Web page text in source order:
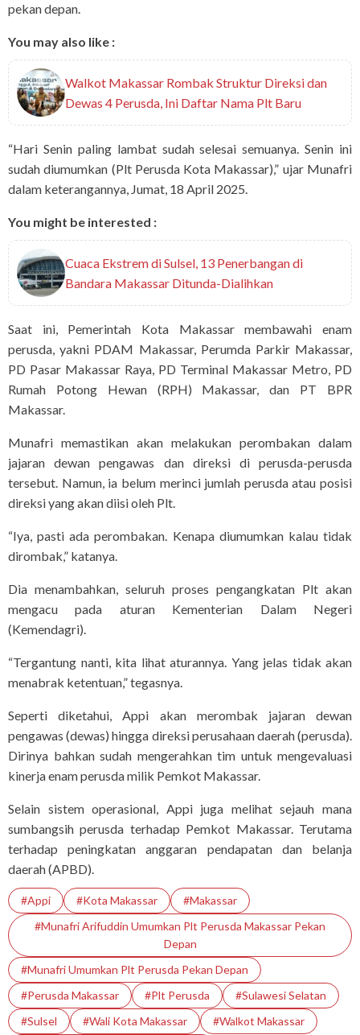
pekan depan.
You may also like :
Walkot Makassar Rombak Struktur Direksi dan
Dewas 4 Perusda, Ini Daftar Nama Plt Baru
“Hari Senin paling lambat sudah selesai semuanya. Senin ini
sudah diumumkan (Plt Perusda Kota Makassar),” ujar Munafri
dalam keterangannya, Jumat, 18 April 2025.
You might be interested :
Cuaca Ekstrem di Sulsel, 13 Penerbangan di
Bandara Makassar Ditunda-Dialihkan
Saat ini, Pemerintah Kota Makassar membawahi enam
perusda, yakni PDAM Makassar, Perumda Parkir Makassar,
PD Pasar Makassar Raya, PD Terminal Makassar Metro, PD
Rumah Potong Hewan (RPH) Makassar, dan PT BPR
Makassar.
Munafri memastikan akan melakukan perombakan dalam
jajaran dewan pengawas dan direksi di perusda-perusda
tersebut. Namun, ia belum merinci jumlah perusda atau posisi
direksi yang akan diisi oleh Plt.
“Iya, pasti ada perombakan. Kenapa diumumkan kalau tidak
dirombak,” katanya.
Dia menambahkan, seluruh proses pengangkatan Plt akan
mengacu pada aturan Kementerian Dalam Negeri
(Kemendagri).
“Tergantung nanti, kita lihat aturannya. Yang jelas tidak akan
menabrak ketentuan,” tegasnya.
Seperti diketahui, Appi akan merombak jajaran dewan
pengawas (dewas) hingga direksi perusahaan daerah (perusda).
Dirinya bahkan sudah mengerahkan tim untuk mengevaluasi
kinerja enam perusda milik Pemkot Makassar.
Selain sistem operasional, Appi juga melihat sejauh mana
sumbangsih perusda terhadap Pemkot Makassar. Terutama
terhadap peningkatan anggaran pendapatan dan belanja
daerah (APBD).
#Appi #Kota Makassar
#makassar
#Munafri Arifuddin Umumkan Plt Perusda Makassar Pekan
Depan
#Munafri Umumkan Plt Perusda Pekan Depan
#Perusda Makassar
#Plt Perusda
#Sulawesi Selatan
#Sulsel
#Wali Kota Makassar #Walkot Makassar